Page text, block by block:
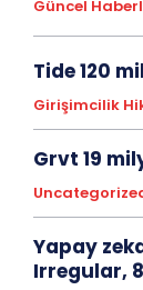
Güncel
Tide 120
Girişimcilik
Grvt 19
Yapay
Irregular,